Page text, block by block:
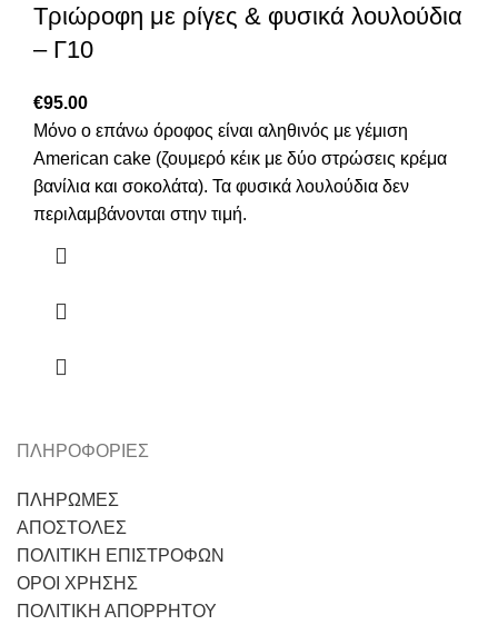
Τριώροφη με ρίγες & φυσικά λουλούδια
– Γ10
€95.00
Μόνο ο επάνω όροφος είναι αληθινός με γέμιση
American cake (ζουμερό κέικ με δύο στρώσεις κρέμα
βανίλια και σοκολάτα). Τα φυσικά λουλούδια δεν
περιλαμβάνονται στην τιμή.
ΠΛΗΡΟΦΟΡΙΕΣ
ΠΛΗΡΩΜΕΣ
ΑΠΟΣΤΟΛΕΣ
ΠΟΛΙΤΙΚΗ ΕΠΙΣΤΡΟΦΩΝ
ΟΡΟΙ ΧΡΗΣΗΣ
ΠΟΛΙΤΙΚΗ ΑΠΟΡΡΗΤΟΥ